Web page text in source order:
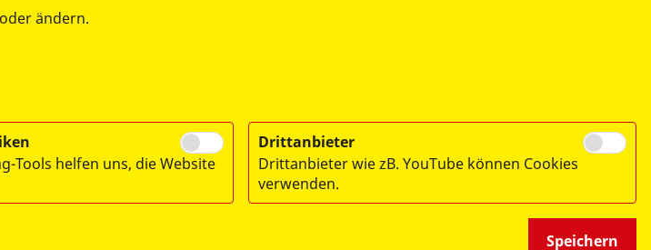
ändern.
Tools helfen uns, die Website
Drittanbieter
Drittanbieter wie zB. YouTube können Cookies
verwenden.
Speichern